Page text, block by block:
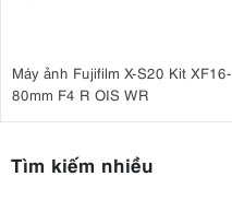
Máy ảnh Fujifilm X-S20 Kit XF16-
80mm F4 R OIS WR
Tìm kiếm nhiều